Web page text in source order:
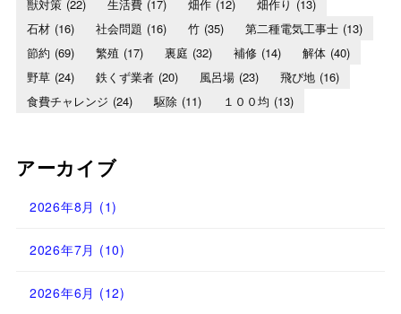
獣対策 (22) 生活費 (17) 畑作 (12) 畑作り (13)
石材 (16) 社会問題 (16) 竹 (35) 第二種電気工事士 (13)
節約 (69) 繁殖 (17) 裏庭 (32) 補修 (14) 解体 (40)
野草 (24) 鉄くず業者 (20) 風呂場 (23) 飛び地 (16)
食費チャレンジ (24) 駆除 (11) １００均 (13)
アーカイブ
2026年8月 (1)
2026年7月 (10)
2026年6月 (12)